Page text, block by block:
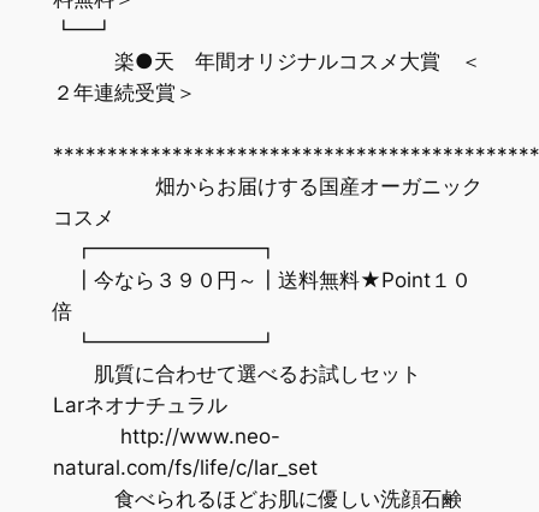
┗━┛
楽●天 年間オリジナルコスメ大賞 ＜
２年連続受賞＞
畑からお届けする国産オーガニック
コスメ
┏━━━━━━━━┓
┃今なら３９０円～┃送料無料★Point１０
倍
┗━━━━━━━━┛
肌質に合わせて選べるお試しセット
Larネオナチュラル
http://www.neo-
natural.com/fs/life/c/lar_set
食べられるほどお肌に優しい洗顔石鹸